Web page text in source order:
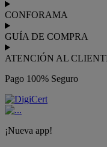
CONFORAMA
GUÍA DE COMPRA
ATENCIÓN AL
Pago 100% Seguro
¡Nueva app!